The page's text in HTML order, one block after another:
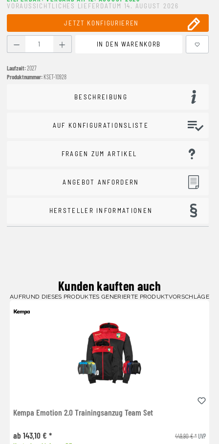
VORAUSSICHTLICHES LIEFERDATUM 14. AUGUST 2026
JETZT KONFIGURIEREN
Produkt Anzahl: Gib den gewünschten Wert ein oder
IN DEN WARENKORB
Laufzeit:2027
Produktnummer: KSET-10928
BESCHREIBUNG
AUF KONFIGURATIONSLISTE
FRAGEN ZUM ARTIKEL
ANGEBOT ANFORDERN
HERSTELLER INFORMATIONEN
Kunden kauften auch
AUFRUND DIESES PRODUKTES GENERIERTE PRODUKTVORSCHLÄGE
Kempa Emotion 2.0 Trainingsanzug Team Set
ab 143,10 € * 449,90 € *UVP